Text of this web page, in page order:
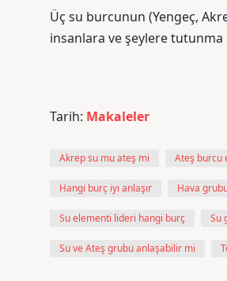
Üç su burcunun (Yengeç,
insanlara ve şeylere
Tarih: Makaleler
Akrep su mu ateş mi Ateş burcu
Hangi burç iyi anlaşır Hava
Su elementi lideri hangi burç Su
Su ve Ateş grubu anlaşabilir mi